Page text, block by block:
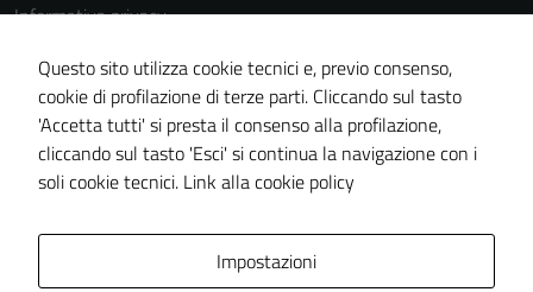
Informativa privacy
Cookie Policy
Note legali
Dichiarazione di accessibilità
Piano di miglioramento del sito
Questo sito utilizza cookie tecnici e, previo consenso,
cookie di profilazione di terze parti. Cliccando sul tasto
'Accetta tutti' si presta il consenso alla profilazione,
cliccando sul tasto 'Esci' si continua la navigazione con i
soli cookie tecnici. Link alla cookie policy
Impostazioni